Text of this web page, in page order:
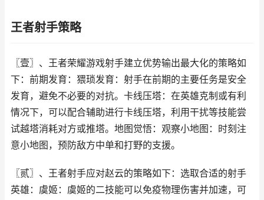
王者射手策略
〖壹〗、王者荣耀游戏射手建立优势输出最大化的策略如
下：前期发育：猥琐发育：射手在前期的主要任务是安全
发育，避免不必要的对抗。卡线压塔：在英雄克制或有利
情况下，可以配合辅助进行卡线压塔，利用干扰等技能尝
试越塔消耗对方或推塔。地图觉悟：观察小地图：时刻注
意小地图，预防敌方中单和打野的支援。
〖贰〗、王者射手应对赵云的策略如下：选取合适的射手
英雄：虞姬：虞姬的二技能可以免疫物理伤害并加速，可